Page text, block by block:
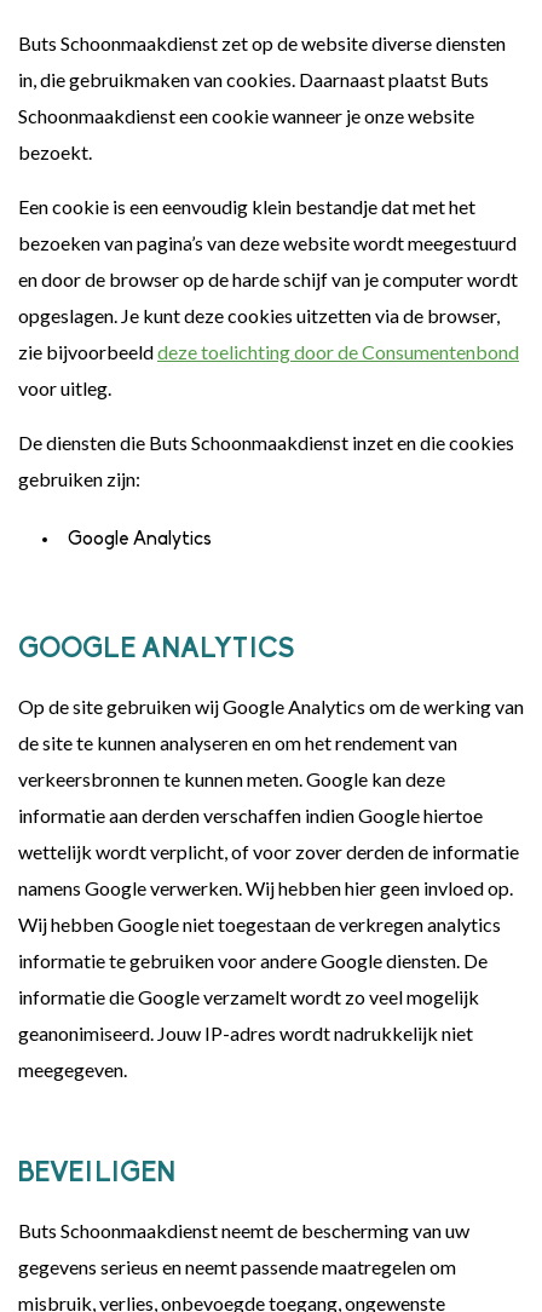
Buts Schoonmaakdienst zet op de website diverse diensten
in, die gebruikmaken van cookies. Daarnaast plaatst Buts
Schoonmaakdienst een cookie wanneer je onze website
bezoekt.
Een cookie is een eenvoudig klein bestandje dat met het
bezoeken van pagina’s van deze website wordt meegestuurd
en door de browser op de harde schijf van je computer wordt
opgeslagen. Je kunt deze cookies uitzetten via de browser,
zie bijvoorbeelddeze toelichting door de Consumentenbond
voor uitleg.
De diensten die Buts Schoonmaakdienst inzet en die cookies
gebruiken zijn:
Google Analytics
GOOGLE ANALYTICS
Op de site gebruiken wij Google Analytics om de werking van
de site te kunnen analyseren en om het rendement van
verkeersbronnen te kunnen meten. Google kan deze
informatie aan derden verschaffen indien Google hiertoe
wettelijk wordt verplicht, of voor zover derden de informatie
namens Google verwerken. Wij hebben hier geen invloed op.
Wij hebben Google niet toegestaan de verkregen analytics
informatie te gebruiken voor andere Google diensten. De
informatie die Google verzamelt wordt zo veel mogelijk
geanonimiseerd. Jouw IP-adres wordt nadrukkelijk niet
meegegeven.
BEVEILIGEN
Buts Schoonmaakdienst neemt de bescherming van uw
gegevens serieus en neemt passende maatregelen om
misbruik, verlies, onbevoegde toegang, ongewenste